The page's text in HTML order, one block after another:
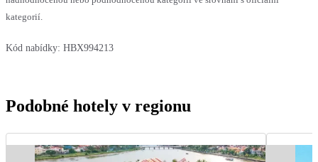
kategorií.
Kód nabídky: HBX994213
Podobné hotely v regionu